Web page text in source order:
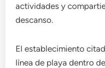
actividades y
descanso.
El establecimiento
línea de playa dentro